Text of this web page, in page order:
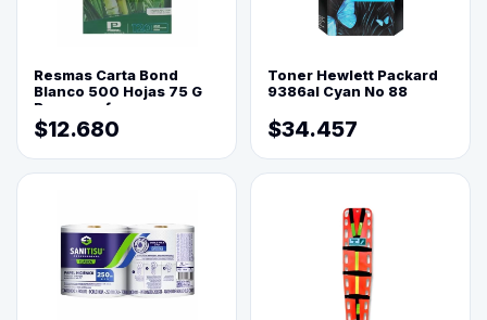
Resmas Carta Bond
Blanco 500 Hojas 75 G
Reprograf.
$12.680
Toner Hewlett Packard
9386al Cyan No 88
$34.457